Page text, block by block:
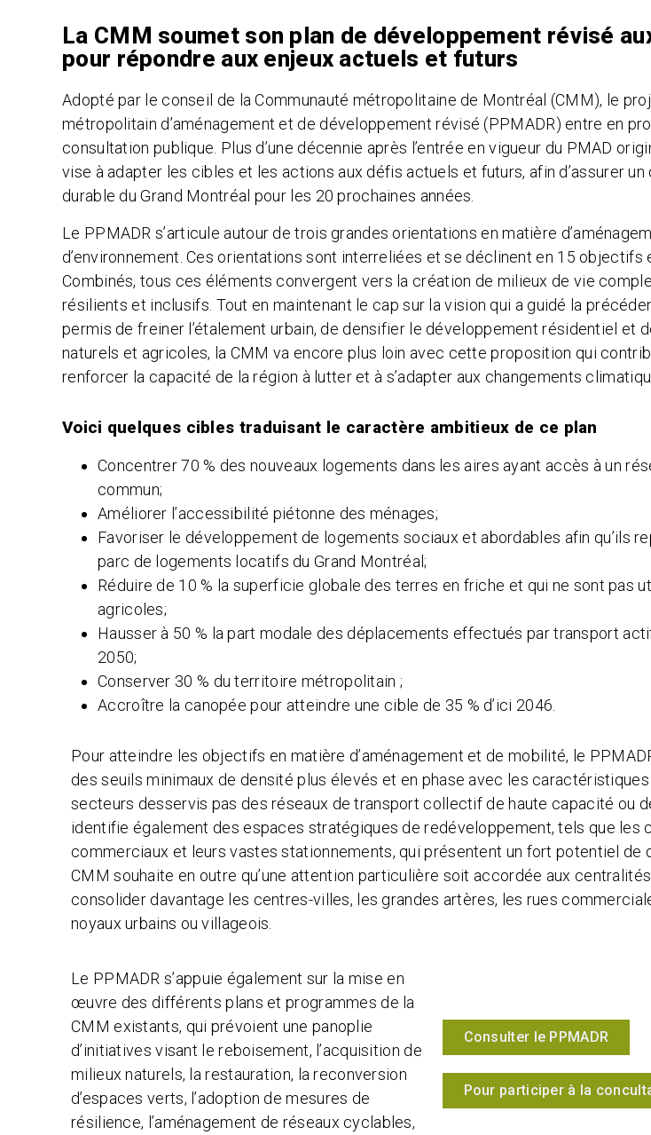
La CMM soumet son plan de développement révisé
pour répondre aux enjeux actuels et futurs
Adopté par le conseil de la Communauté métropolitaine de Montréal (CMM), le
métropolitain d’aménagement et de développement révisé (PPMADR) entre en
consultation publique. Plus d’une décennie après l’entrée en vigueur du PMAD
vise à adapter les cibles et les actions aux défis actuels et futurs, afin d’assurer
durable du Grand Montréal pour les 20 prochaines années.
Le PPMADR s’articule autour de trois grandes orientations en matière
d’environnement. Ces orientations sont interreliées et se déclinent en 15 objectifs
Combinés, tous ces éléments convergent vers la création de milieux de vie
résilients et inclusifs. Tout en maintenant le cap sur la vision qui a guidé la
permis de freiner l’étalement urbain, de densifier le développement résidentiel et
naturels et agricoles, la CMM va encore plus loin avec cette proposition qui
renforcer la capacité de la région à lutter et à s’adapter aux changements
Voici quelques cibles traduisant le caractère ambitieux de ce plan
Concentrer 70 % des nouveaux logements dans les aires ayant accès à un
commun;
Améliorer l’accessibilité piétonne des ménages;
Favoriser le développement de logements sociaux et abordables afin qu’ils
parc de logements locatifs du Grand Montréal;
Réduire de 10 % la superficie globale des terres en friche et qui ne sont pas
agricoles;
Hausser à 50 % la part modale des déplacements effectués par transport
2050;
Conserver 30 % du territoire métropolitain ;
Accroître la canopée pour atteindre une cible de 35 % d’ici 2046.
Pour atteindre les objectifs en matière d’aménagement et de mobilité, le
des seuils minimaux de densité plus élevés et en phase avec les
secteurs desservis pas des réseaux de transport collectif de haute capacité ou
identifie également des espaces stratégiques de redéveloppement, tels que les
commerciaux et leurs vastes stationnements, qui présentent un fort potentiel de
CMM souhaite en outre qu’une attention particulière soit accordée aux centralités
consolider davantage les centres-villes, les grandes artères, les rues
noyaux urbains ou villageois.
Le PPMADR s’appuie également sur la mise en
œuvre des différents plans et programmes de la
CMM existants, qui prévoient une panoplie
d’initiatives visant le reboisement, l’acquisition de
milieux naturels, la restauration, la reconversion
d’espaces verts, l’adoption de mesures de
résilience, l’aménagement de réseaux cyclables,
Consulter le PPMADR
Pour participer à la